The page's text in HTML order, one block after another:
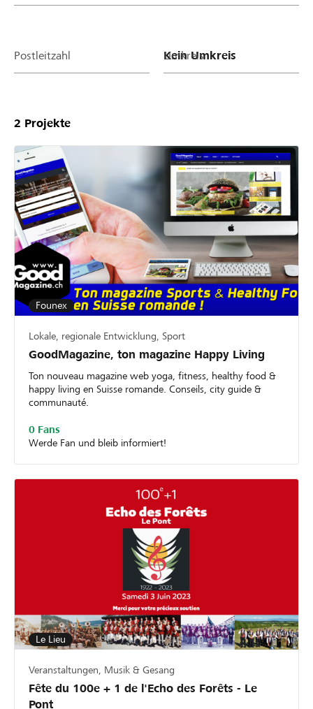
Postleitzahl Umkreis
2 Projekte
Founex
Lokale, regionale Entwicklung, Sport
GoodMagazine, ton magazine Happy Living
Ton nouveau magazine web yoga, fitness, healthy food &
happy living en Suisse romande. Conseils, city guide &
communauté.
0 Fans
Werde Fan und bleib informiert!
Le Lieu
Veranstaltungen, Musik & Gesang
Fête du 100e + 1 de l'Echo des Forêts - Le
Pont